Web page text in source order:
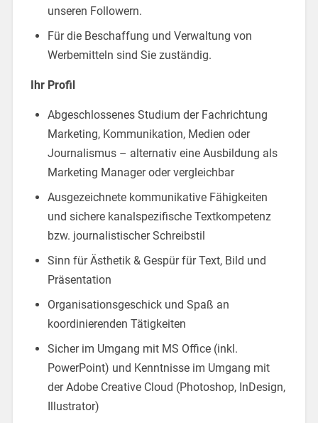
unseren Followern.
Für die Beschaffung und Verwaltung von
Werbemitteln sind Sie zuständig.
Ihr Profil
Abgeschlossenes Studium der Fachrichtung
Marketing, Kommunikation, Medien oder
Journalismus – alternativ eine Ausbildung als
Marketing Manager oder vergleichbar
Ausgezeichnete kommunikative Fähigkeiten
und sichere kanalspezifische Textkompetenz
bzw. journalistischer Schreibstil
Sinn für Ästhetik & Gespür für Text, Bild und
Präsentation
Organisationsgeschick und Spaß an
koordinierenden Tätigkeiten
Sicher im Umgang mit MS Office (inkl.
PowerPoint) und Kenntnisse im Umgang mit
der Adobe Creative Cloud (Photoshop, InDesign,
Illustrator)